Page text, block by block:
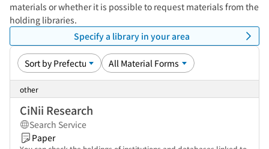
materials or whether it is possible to request materials from the
holding libraries.
Specify a library in your area
other
CiNii Research
Search Service
Paper